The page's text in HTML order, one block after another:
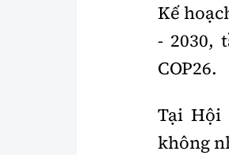
Kế
- 2030,
COP26.
Tại Hội
không